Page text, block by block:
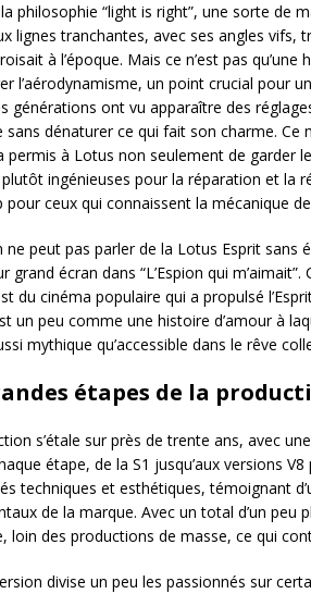
philosophie “light is right”, une sorte de
lignes tranchantes, avec ses angles vifs,
à l’époque. Mais ce n’est pas
l’aérodynamisme, un point crucial pour
générations ont vu apparaître des
sans dénaturer ce qui fait son charme. Ce
permis à Lotus non seulement de garder
ingénieuses pour la réparation et la
pour ceux qui connaissent la mécanique
ne peut pas parler de la Lotus Esprit sans
grand écran dans “L’Espion qui
du cinéma populaire qui a propulsé
un peu comme une histoire d’amour à
mythique qu’accessible dans le rêve
étapes de la
s’étale sur près de trente ans, avec
étape, de la S1 jusqu’aux versions
techniques et esthétiques, témoignant
de la marque. Avec un total d’un peu
loin des productions de masse, ce qui
divise un peu les passionnés sur